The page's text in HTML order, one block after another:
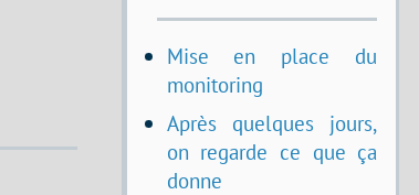
Mise en place du
monitoring
Après quelques jours,
on regarde ce que ça
donne